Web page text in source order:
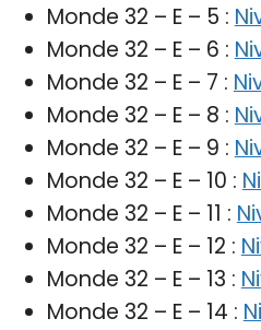
Monde 32 – E – 5 :
Monde 32 – E – 6 :
Monde 32 – E – 7 :
Monde 32 – E – 8 :
Monde 32 – E – 9 :
Monde 32 – E – 10 :
Monde 32 – E – 11 :
Monde 32 – E – 12 :
Monde 32 – E – 13 :
Monde 32 – E – 14 :